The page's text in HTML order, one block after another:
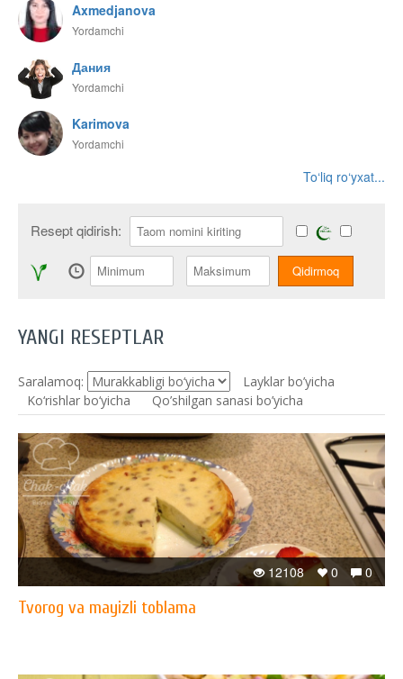
Axmedjanova
Yordamchi
Дания
Yordamchi
Karimova
Yordamchi
To‘liq ro‘yxat...
Resept qidirish:
YANGI RESEPTLAR
Saralamoq:
Layklar bo’yicha
Ko‘rishlar bo‘yicha
Qo’shilgan sanasi bo’yicha
0
0
12108
Tvorog va mayizli toblama